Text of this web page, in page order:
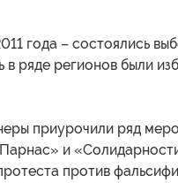
года – состоялись
в ряде регионов были
приурочили ряд
и
против